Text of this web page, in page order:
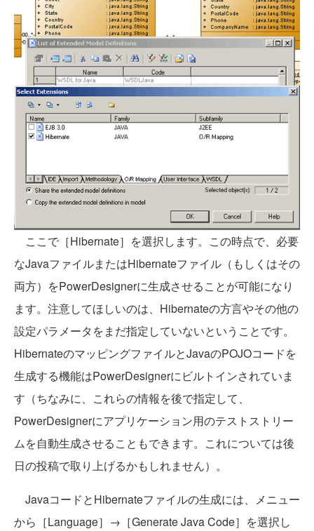
ここで［Hibernate］を選択します。この時点で、必要
なJavaファイルまたはHibernateファイル（もしくはその
両方）をPowerDesignerに生成させることが可能になり
ます。注意してほしいのは、Hibernateの方言やその他の
設定パラメータをまだ指定していないということです。
HibernateのマッピングファイルとJavaのPOJOコードを
生成する機能はPowerDesignerにビルトインされていま
す（ちなみに、これらの情報を後で指定して、
PowerDesignerにアプリケーション用のテストストリー
ムを自動生成させることもできます。これについては後
日の投稿で取り上げるかもしれません）。
JavaコードとHibernateファイルの生成には、メニュー
から［Language］→［Generate Java Code］を選択し